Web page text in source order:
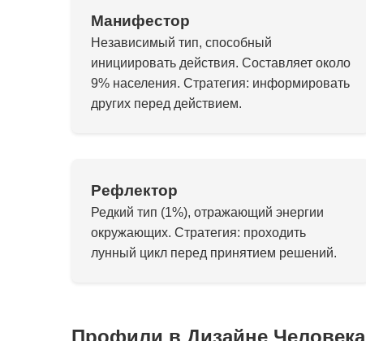
Манифестор
Независимый тип, способный
инициировать действия. Составляет около
9% населения. Стратегия: информировать
других перед действием.
Рефлектор
Редкий тип (1%), отражающий энергии
окружающих. Стратегия: проходить
лунный цикл перед принятием решений.
Профили в Дизайне Человека